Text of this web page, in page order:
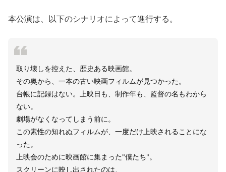
本公演は、以下のシナリオによって進行する。
取り壊しを控えた、歴史ある映画館。
その奥から、一本の古い映画フィルムが見つかった。
台帳に記録はない。上映日も、制作年も、監督の名もわから
ない。
劇場がなくなってしまう前に。
この素性の知れぬフィルムが、一度だけ上映されることにな
った。
上映会のために映画館に集まった"僕たち"。
スクリーンに映し出されたのは、